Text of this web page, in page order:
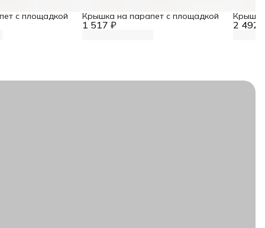
с площадкой
1 517 ₽
Крышка на парапет с площадкой
2 492